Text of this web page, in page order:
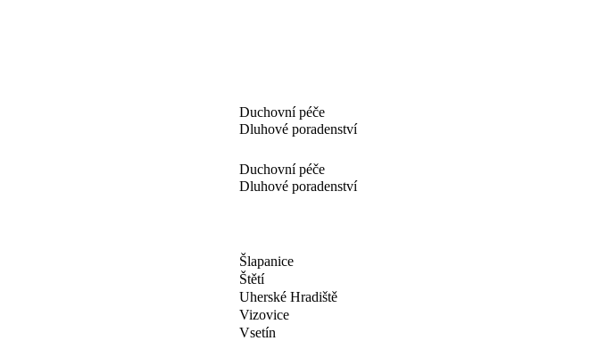
Duchovní péče
Dluhové poradenství
Duchovní péče
Dluhové poradenství
Šlapanice
Štětí
Uherské Hradiště
Vizovice
Vsetín